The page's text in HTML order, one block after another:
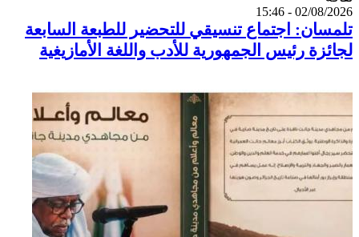
02/08/2026 - 15:46
تلمسان: اجتماع تنسيقي للتحضير للطبعة السابعة
لجائزة رئيس الجمهورية للأدب واللغة الأمازيغية